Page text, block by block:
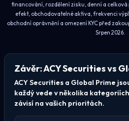
financování, rozdělení zisku, denní a
efekt, obchodovatelné aktiva, frekvenci
obchodní oprávnění a omezení KYC před
Srpen 2026.
Závěr: ACY Securities vs
ACY Securities a Global Prime
každý vede v několika
závisí na vašich prioritách.